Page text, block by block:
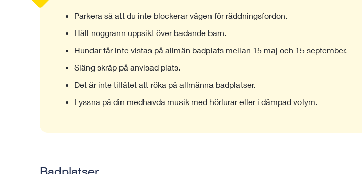
Parkera så att du inte blockerar vägen för räddningsfordon.
Håll noggrann uppsikt över badande barn.
Hundar får inte vistas på allmän badplats mellan 15 maj och 15 september.
Släng skräp på anvisad plats.
Det är inte tillåtet att röka på allmänna badplatser.
Lyssna på din medhavda musik med hörlurar eller i dämpad volym.